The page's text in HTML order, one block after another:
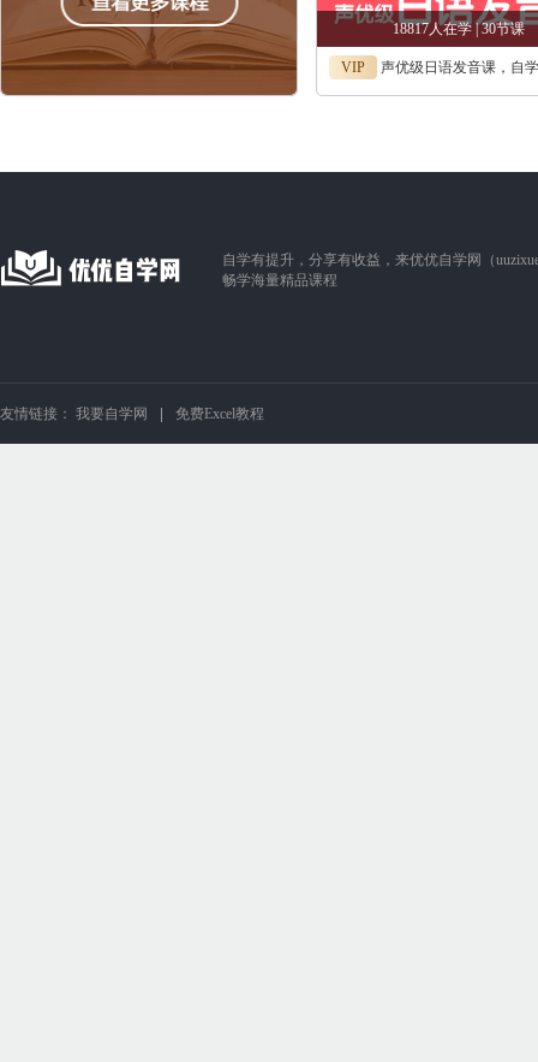
18817人在学 | 30节课
VIP 声优级日语发音课，自学日
自学有提升，分享有收益，来优优自学网（
畅学海量精品课程
友情链接： 我要自学网 免费Excel教程